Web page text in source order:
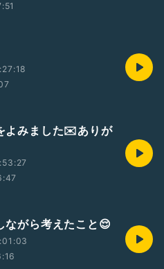
よみました✉️ありが
がら考えたこと😌